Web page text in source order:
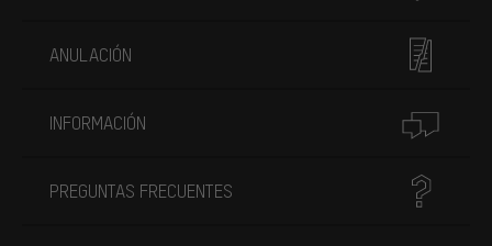
ANULACIÓN
INFORMACIÓN
PREGUNTAS FRECUENTES